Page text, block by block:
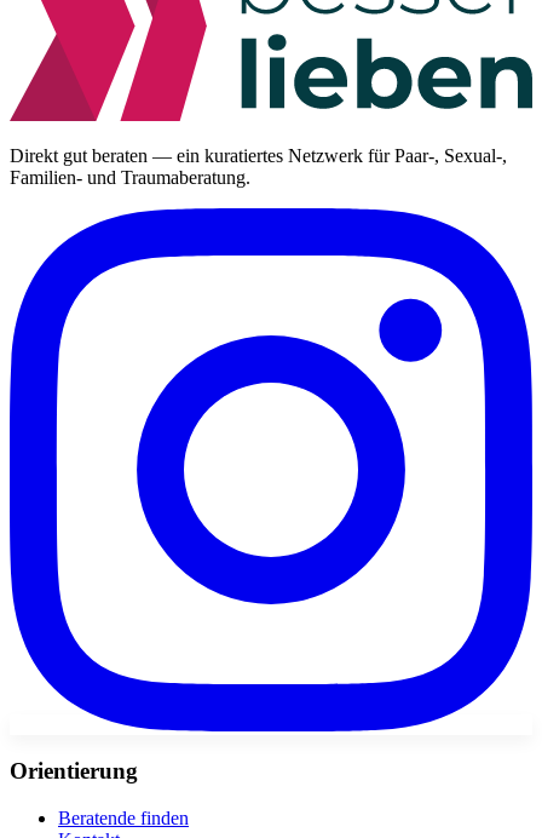
Direkt gut beraten — ein kuratiertes Netzwerk für Paar-, Sexual-,
Familien- und Traumaberatung.
Orientierung
Beratende finden